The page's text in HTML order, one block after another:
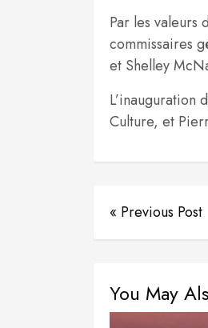
Par les
commissaires
et Shelley
L’inauguration
Culture, et
« Previous Post
You May